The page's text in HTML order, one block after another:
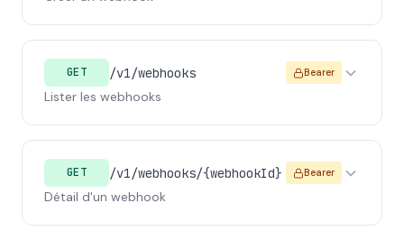
GET
/v1/webhooks
Lister les webhooks
Bearer
GET
/v1/webhooks/{webhookId}
Détail d'un webhook
Bearer